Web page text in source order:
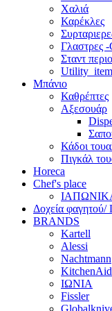
Χαλιά
Καρέκλες
Γλαστρες
Σταντ
Μπάνιο
Καθρέπτες
Αξεσουάρ
Κάδοι
Πιγκάλ
Horeca
Chef's place
Δoχεία
BRANDS
Kartell
Alessi
Nachtmann
KitchenAid
ΙΩΝΙΑ
Fissler